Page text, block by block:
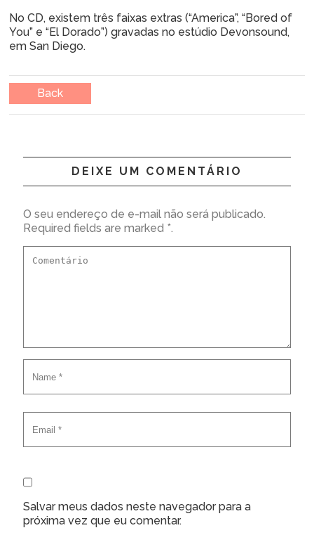
No CD, existem três faixas extras (“America”, “Bored of
You” e “El Dorado”) gravadas no estúdio Devonsound,
em San Diego.
Back
DEIXE UM COMENTÁRIO
O seu endereço de e-mail não será publicado.
Required fields are marked *.
Salvar meus dados neste navegador para a
próxima vez que eu comentar.